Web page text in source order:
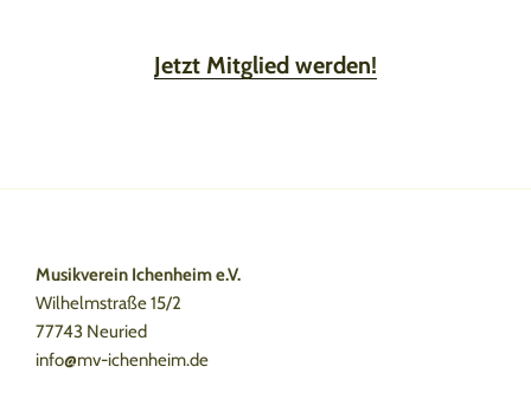
Jetzt Mitglied werden!
Musikverein Ichenheim e.V.
Wilhelmstraße 15/2
77743 Neuried
info@mv-ichenheim.de